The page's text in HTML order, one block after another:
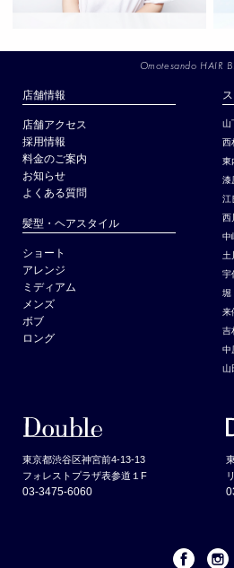
Omotesando HAIR
店舗情報
店舗アクセス
採用情報
料金のご案内
お知らせ
よくある質問
髪型・ヘアスタイル
ショート
アレンジ
ミディアム
メンズ
ボブ
ロング
山
西
東
漆
江
宇
来
東京都渋谷区神宮前4-13-13
フォレストプラザ表参道１F
03-3475-6060